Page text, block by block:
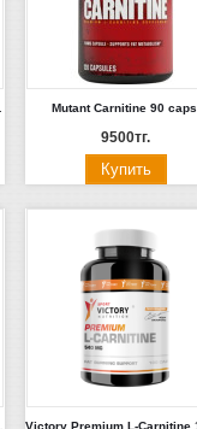
Mutant Carnitine 90 caps.
9500тг.